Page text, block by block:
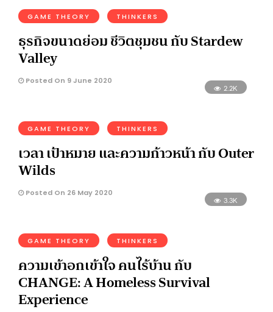
GAME THEORY THINKERS
ธุรกิจขนาดย่อม ชีวิตชุมชน กับ Stardew
Valley
Posted On 9 June 2020
2.2K
GAME THEORY THINKERS
เวลา เป้าหมาย และความก้าวหน้า กับ Outer
Wilds
Posted On 26 May 2020
3.3K
GAME THEORY THINKERS
ความเข้าอกเข้าใจ คนไร้บ้าน กับ
CHANGE: A Homeless Survival
Experience